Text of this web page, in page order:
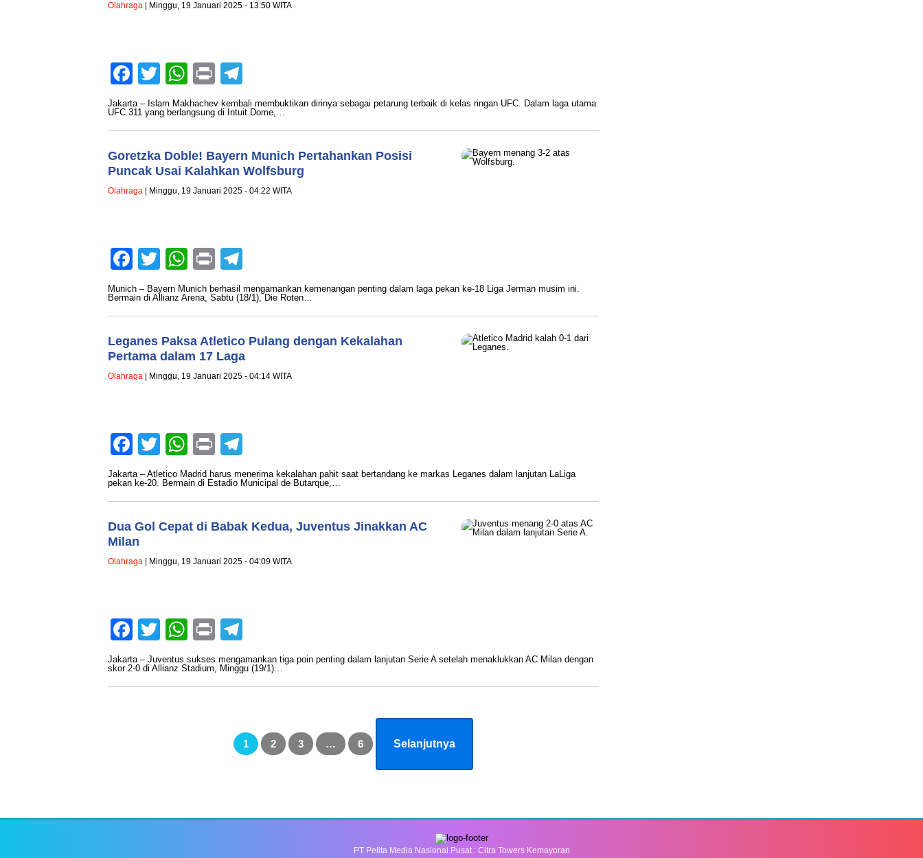
Olahraga | Minggu, 19 Januari 2025 - 13:50 WITA
Facebook
TwitterWhatsApp
Print
Jakarta – Islam Makhachev kembali membuktikan dirinya sebagai petarung terbaik di kelas ringan UFC. Dalam laga utama
UFC 311 yang berlangsung di Intuit Dome,…
Goretzka Doble! Bayern Munich Pertahankan Posisi
Puncak Usai Kalahkan Wolfsburg
Olahraga | Minggu, 19 Januari 2025 - 04:22 WITA
Facebook
TwitterWhatsApp
Print
Munich – Bayern Munich berhasil mengamankan kemenangan penting dalam laga pekan ke-18 Liga Jerman musim ini.
Bermain di Allianz Arena, Sabtu (18/1), Die Roten…
Leganes Paksa Atletico Pulang dengan Kekalahan
Pertama dalam 17 Laga
Olahraga | Minggu, 19 Januari 2025 - 04:14 WITA
Facebook
TwitterWhatsApp
Print
Jakarta – Atletico Madrid harus menerima kekalahan pahit saat bertandang ke markas Leganes dalam lanjutan LaLiga
pekan ke-20. Bermain di Estadio Municipal de Butarque,…
Dua Gol Cepat di Babak Kedua, Juventus Jinakkan AC
Milan
Olahraga | Minggu, 19 Januari 2025 - 04:09 WITA
Facebook
TwitterWhatsApp
Print
Jakarta – Juventus sukses mengamankan tiga poin penting dalam lanjutan Serie A setelah menaklukkan AC Milan dengan
skor 2-0 di Allianz Stadium, Minggu (19/1)…
1 2 3 … 6 Selanjutnya
PT Pelita Media Nasional Pusat : Citra Towers Kemayoran